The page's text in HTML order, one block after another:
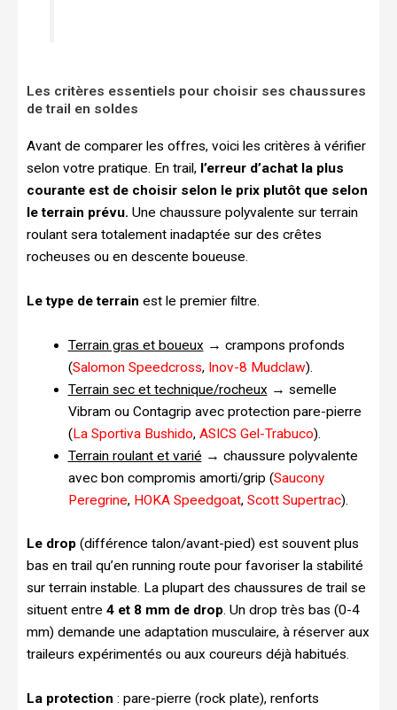
Les critères essentiels pour choisir ses chaussures
de trail en soldes
Avant de comparer les offres, voici les critères à vérifier
selon votre pratique. En trail, l’erreur d’achat la plus
courante est de choisir selon le prix plutôt que selon
le terrain prévu. Une chaussure polyvalente sur terrain
roulant sera totalement inadaptée sur des crêtes
rocheuses ou en descente boueuse.
Le type de terrain est le premier filtre.
Terrain gras et boueux → crampons profonds
(Salomon Speedcross, Inov-8 Mudclaw).
Terrain sec et technique/rocheux → semelle
Vibram ou Contagrip avec protection pare-pierre
(La Sportiva Bushido, ASICS Gel-Trabuco).
Terrain roulant et varié → chaussure polyvalente
avec bon compromis amorti/grip (Saucony
Peregrine, HOKA Speedgoat, Scott Supertrac).
Le drop (différence talon/avant-pied) est souvent plus
bas en trail qu’en running route pour favoriser la stabilité
sur terrain instable. La plupart des chaussures de trail se
situent entre 4 et 8 mm de drop . Un drop très bas (0-4
mm) demande une adaptation musculaire, à réserver aux
traileurs expérimentés ou aux coureurs déjà habitués.
La protection : pare-pierre (rock plate), renforts